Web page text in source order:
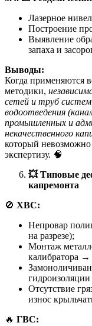
Лазерное
Построение
Выявление
запаха и
Выводы:
Когда применяются
методики,
сетей и труб
водоотведения
промышленных и
некачественного
который
экспертизу. 🧠
💥Типовые
капремонта
🚫 ХВС:
Непровар
на разрезе);
Монтаж
калибратора →
Отсутствие
износ
🔥 ГВС: